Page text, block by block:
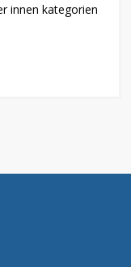
innen kategorien